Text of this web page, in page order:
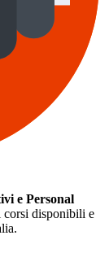
e Personal
corsi disponibili e